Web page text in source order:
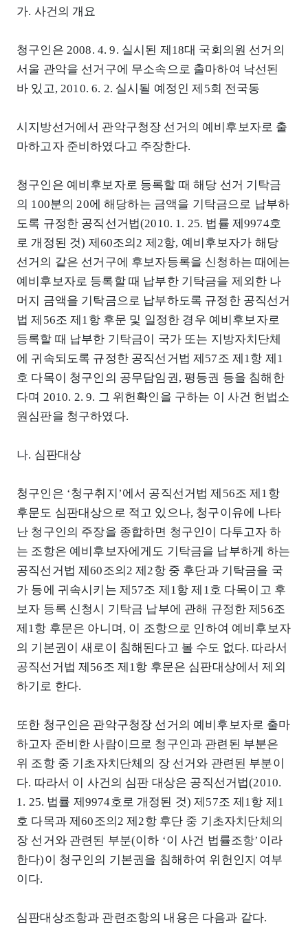
가. 사건의 개요
청구인은 2008. 4. 9. 실시된 제18대 국회의원 선거의
서울 관악을 선거구에 무소속으로 출마하여 낙선된
바 있고, 2010. 6. 2. 실시될 예정인 제5회 전국동
시지방선거에서 관악구청장 선거의 예비후보자로 출
마하고자 준비하였다고 주장한다.
청구인은 예비후보자로 등록할 때 해당 선거 기탁금
의 100분의 20에 해당하는 금액을 기탁금으로 납부하
도록 규정한 공직선거법(2010. 1. 25. 법률 제9974호
로 개정된 것) 제60조의2 제2항, 예비후보자가 해당
선거의 같은 선거구에 후보자등록을 신청하는 때에는
예비후보자로 등록할 때 납부한 기탁금을 제외한 나
머지 금액을 기탁금으로 납부하도록 규정한 공직선거
법 제56조 제1항 후문 및 일정한 경우 예비후보자로
등록할 때 납부한 기탁금이 국가 또는 지방자치단체
에 귀속되도록 규정한 공직선거법 제57조 제1항 제1
호 다목이 청구인의 공무담임권, 평등권 등을 침해한
다며 2010. 2. 9. 그 위헌확인을 구하는 이 사건 헌법소
원심판을 청구하였다.
나. 심판대상
청구인은 ‘청구취지’에서 공직선거법 제56조 제1항
후문도 심판대상으로 적고 있으나, 청구이유에 나타
난 청구인의 주장을 종합하면 청구인이 다투고자 하
는 조항은 예비후보자에게도 기탁금을 납부하게 하는
공직선거법 제60조의2 제2항 중 후단과 기탁금을 국
가 등에 귀속시키는 제57조 제1항 제1호 다목이고 후
보자 등록 신청시 기탁금 납부에 관해 규정한 제56조
제1항 후문은 아니며, 이 조항으로 인하여 예비후보자
의 기본권이 새로이 침해된다고 볼 수도 없다. 따라서
공직선거법 제56조 제1항 후문은 심판대상에서 제외
하기로 한다.
또한 청구인은 관악구청장 선거의 예비후보자로 출마
하고자 준비한 사람이므로 청구인과 관련된 부분은
위 조항 중 기초자치단체의 장 선거와 관련된 부분이
다. 따라서 이 사건의 심판 대상은 공직선거법(2010.
1. 25. 법률 제9974호로 개정된 것) 제57조 제1항 제1
호 다목과 제60조의2 제2항 후단 중 기초자치단체의
장 선거와 관련된 부분(이하 ‘이 사건 법률조항’이라
한다)이 청구인의 기본권을 침해하여 위헌인지 여부
이다.
심판대상조항과 관련조항의 내용은 다음과 같다.